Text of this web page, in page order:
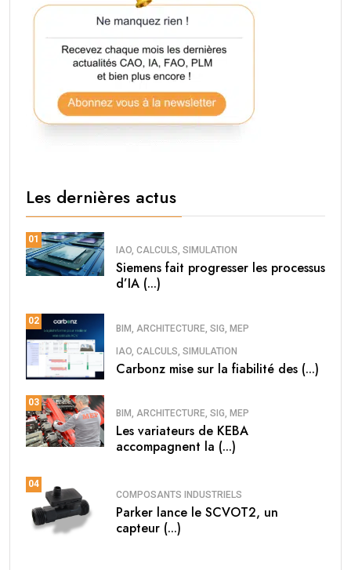
Les dernières actus
01
IAO, CALCULS, SIMULATION
Siemens fait progresser les processus
d’IA (...)
02
BIM, ARCHITECTURE, SIG, MEP
IAO, CALCULS, SIMULATION
Carbonz mise sur la fiabilité des (...)
03
BIM, ARCHITECTURE, SIG, MEP
Les variateurs de KEBA
accompagnent la (...)
04
COMPOSANTS INDUSTRIELS
Parker lance le SCVOT2, un
capteur (...)